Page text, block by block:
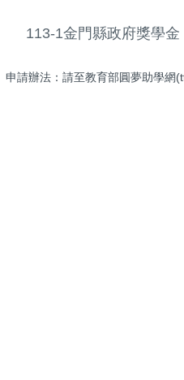
113-1金門縣政府獎學金
申請辦法：請至教育部圓夢助學網